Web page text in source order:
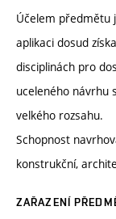
Účelem předmětu
aplikaci dosud
disciplinách pro
uceleného návrhu
velkého rozsahu.
Schopnost
konstrukční,
ZAŘAZENÍ